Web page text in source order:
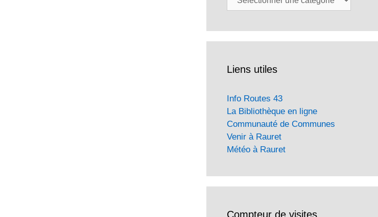
Liens utiles
Info Routes 43
La Bibliothèque en ligne
Communauté de Communes
Venir à Rauret
Météo à Rauret
Compteur de visites